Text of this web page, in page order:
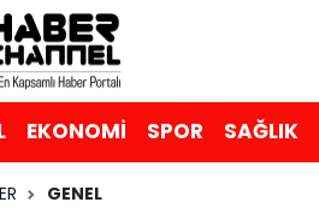
EKONOMİ SPOR SAĞLIK
GENEL